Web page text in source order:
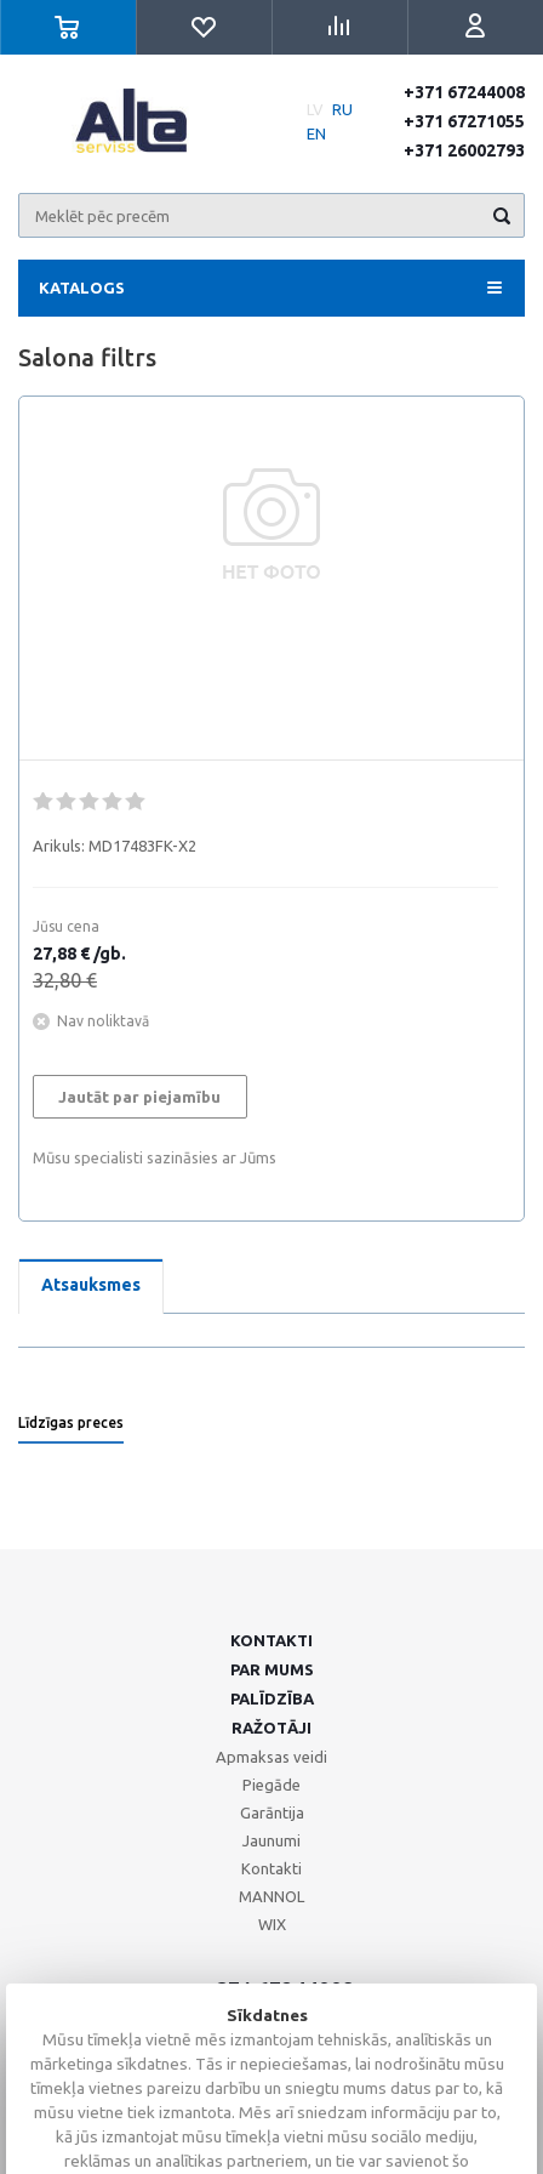
LV RU
EN
+371 67244008
+371 67271055
+371 26002793
KATALOGS
Salona filtrs
Arikuls: MD17483FK-X2
Jūsu cena
27,88 € /gb.
32,80 €
Nav noliktavā
Jautāt par piejamību
Mūsu specialisti sazināsies ar Jūms
Atsauksmes
Līdzīgas preces
KONTAKTI
PAR MUMS
PALĪDZĪBA
RAŽOTĀJI
Apmaksas veidi
Piegāde
Garāntija
Jaunumi
Kontakti
MANNOL
WIX
+371 67244008
+371 67271055
+371 26002793
Sīkdatnes
Mūsu tīmekļa vietnē mēs izmantojam tehniskās, analītiskās un
mārketinga sīkdatnes. Tās ir nepieciešamas, lai nodrošinātu mūsu
tīmekļa vietnes pareizu darbību un sniegtu mums datus par to, kā
mūsu vietne tiek izmantota. Mēs arī sniedzam informāciju par to,
kā jūs izmantojat mūsu tīmekļa vietni mūsu sociālo mediju,
reklāmas un analītikas partneriem, un tie var savienot šo